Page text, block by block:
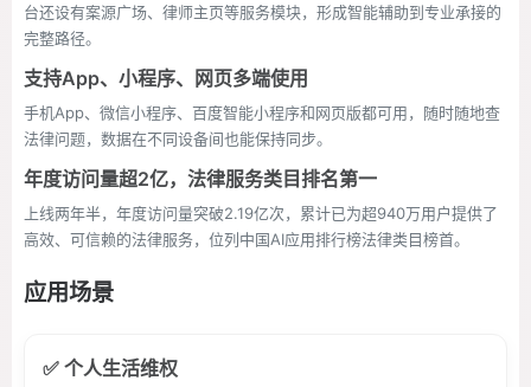
台还设有案源广场、律师主页等服务模块，形成智能辅助到专业承接的
完整路径。
支持App、小程序、网页多端使用
手机App、微信小程序、百度智能小程序和网页版都可用，随时随地查
法律问题，数据在不同设备间也能保持同步。
年度访问量超2亿，法律服务类目排名第一
上线两年半，年度访问量突破2.19亿次，累计已为超940万用户提供了
高效、可信赖的法律服务，位列中国AI应用排行榜法律类目榜首。
应用场景
✅ 个人生活维权